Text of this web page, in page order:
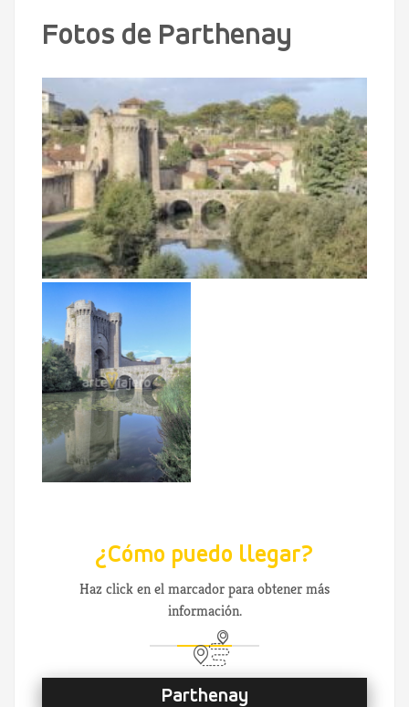
Fotos de Parthenay
¿Cómo puedo llegar?
Haz click en el marcador para obtener más
información.
Parthenay